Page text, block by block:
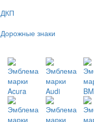
ДКП
Дорожные знаки